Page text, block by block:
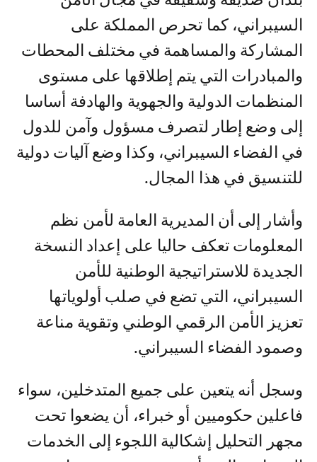
السيبراني، كما تحرص المملكة على
المشاركة والمساهمة في مختلف المحطات
والمبادرات التي يتم إطلاقها على مستوى
المنظمات الدولية والجهوية والهادفة أساسا
إلى وضع إطار لتصرف مسؤول وآمن للدول
في الفضاء السيبراني، وكذا وضع آليات دولية
للتنسيق في هذا المجال.
وأشار إلى أن المديرية العامة لأمن نظم
المعلومات تعكف حاليا على إعداد النسخة
الجديدة للاستراتيجية الوطنية للأمن
السيبراني، التي تضع في صلب أولوياتها
تعزيز الأمن الرقمي الوطني وتقوية مناعة
وصمود الفضاء السيبراني.
وسجل أنه يتعين على جميع المتدخلين، سواء
فاعلين حكوميين أو خبراء، أن يضعوا تحت
مجهر التحليل إشكالية اللجوء إلى الخدمات